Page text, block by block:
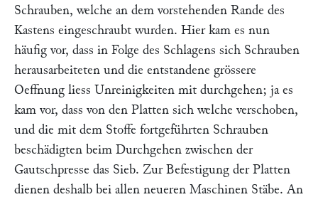
Schrauben, welche an dem vorstehenden Rande des
Kastens eingeschraubt wurden. Hier kam es nun
häufig vor, dass in Folge des Schlagens sich Schrauben
herausarbeiteten und die entstandene grössere
Oeffnung liess Unreinigkeiten mit durchgehen; ja es
kam vor, dass von den Platten sich welche verschoben,
und die mit dem Stoffe fortgeführten Schrauben
beschädigten beim Durchgehen zwischen der
Gautschpresse das Sieb. Zur Befestigung der Platten
dienen deshalb bei allen neueren Maschinen Stäbe. An